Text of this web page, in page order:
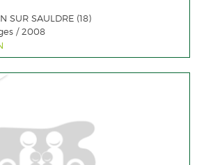
SUR SAULDRE (18)
/ 2008